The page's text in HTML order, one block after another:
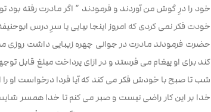
خود را درِ گوش من آوردند و فرمودند ” اگر مادرت رفته
خودت فکر نمی کردی که امروز اینجا بیایی یا سرِ درس
حضرت فرمودند مادرت در جوانی چهره زیبایی داشت روزی
کند برای او پیغام می فرستد و در ازای پرداخت مبلغ قابل
شب تا صبح با خودش فکر می کند که آیا فردا درخواست او
خدا بر این کار راضی نیست و صبر می کنم تا خدا همسر